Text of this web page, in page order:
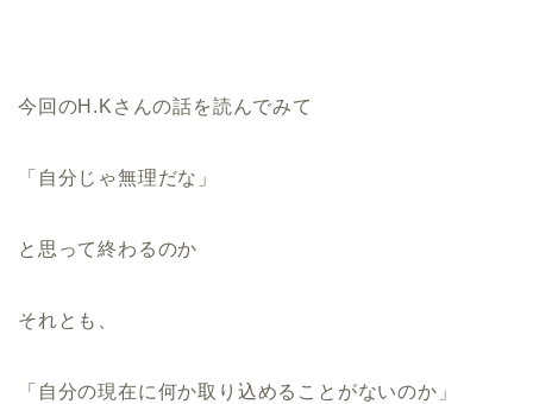
今回のH.Kさんの話を読んでみて
「自分じゃ無理だな」
と思って終わるのか
それとも、
「自分の現在に何か取り込めることがないのか」